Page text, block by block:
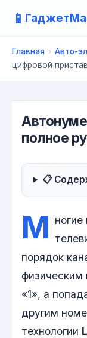
📱
Главная › Авто-
цифровой
полное
📋
М ногие
порядок
«1», а
другим
технологии